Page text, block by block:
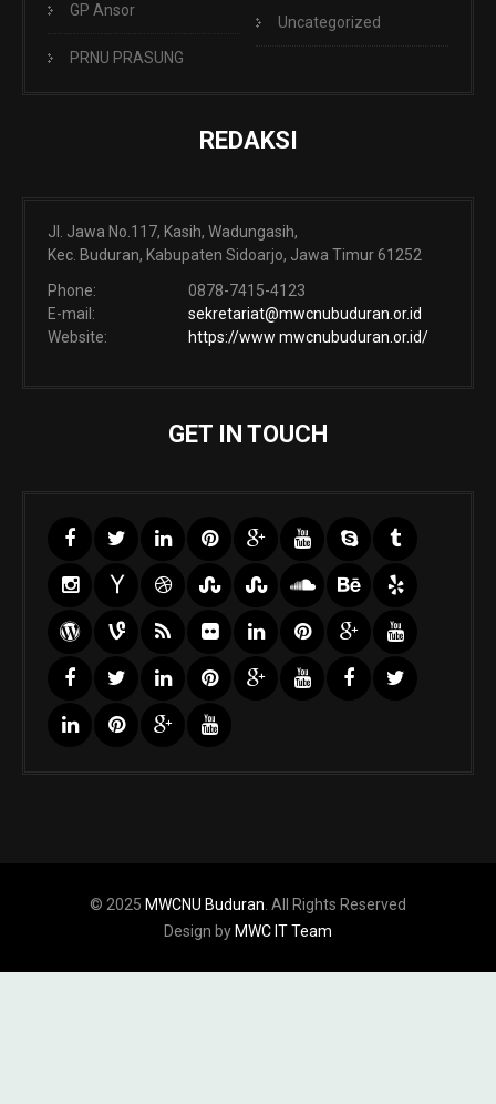
GP Ansor
PRNU PRASUNG
Uncategorized
REDAKSI
Jl. Jawa No.117, Kasih, Wadungasih,
Kec. Buduran, Kabupaten Sidoarjo, Jawa Timur 61252
Phone:
0878-7415-4123
E-mail:
sekretariat@mwcnubuduran.or.id
Website:
https://www mwcnubuduran.or.id/
GET IN TOUCH
© 2025 MWCNU Buduran . All Rights Reserved
Design by MWC IT Team